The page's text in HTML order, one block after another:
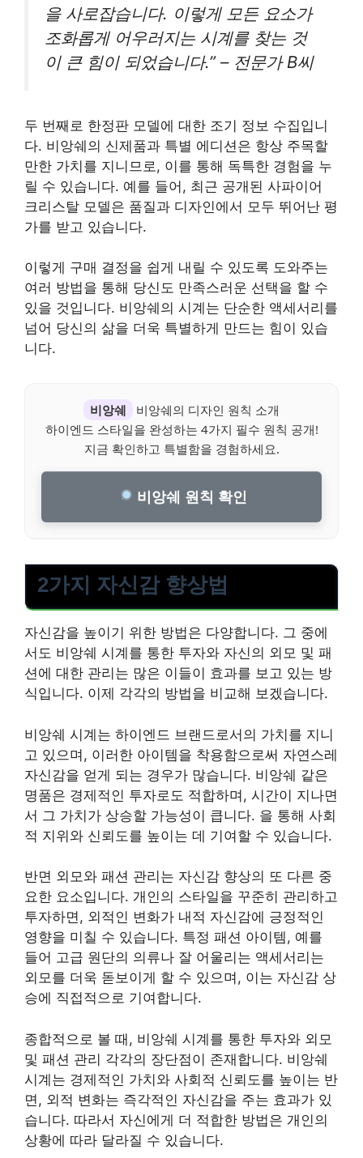
을 사로잡습니다. 이렇게 모든 요소가
조화롭게 어우러지는 시계를 찾는 것
이 큰 힘이 되었습니다.” – 전문가 B씨
두 번째로 한정판 모델에 대한 조기 정보 수집입니
다. 비앙쉐의 신제품과 특별 에디션은 항상 주목할
만한 가치를 지니므로, 이를 통해 독특한 경험을 누
릴 수 있습니다. 예를 들어, 최근 공개된 사파이어
크리스탈 모델은 품질과 디자인에서 모두 뛰어난 평
가를 받고 있습니다.
이렇게 구매 결정을 쉽게 내릴 수 있도록 도와주는
여러 방법을 통해 당신도 만족스러운 선택을 할 수
있을 것입니다. 비앙쉐의 시계는 단순한 액세서리를
넘어 당신의 삶을 더욱 특별하게 만드는 힘이 있습
니다.
비앙쉐
비앙쉐의 디자인 원칙 소개
하이엔드 스타일을 완성하는 4가지 필수 원칙 공개!
지금 확인하고 특별함을 경험하세요.
비앙쉐 원칙 확인
2가지 자신감 향상법
자신감을 높이기 위한 방법은 다양합니다. 그 중에
서도 비앙쉐 시계를 통한 투자와 자신의 외모 및 패
션에 대한 관리는 많은 이들이 효과를 보고 있는 방
식입니다. 이제 각각의 방법을 비교해 보겠습니다.
비앙쉐 시계는 하이엔드 브랜드로서의 가치를 지니
고 있으며, 이러한 아이템을 착용함으로써 자연스레
자신감을 얻게 되는 경우가 많습니다. 비앙쉐 같은
명품은 경제적인 투자로도 적합하며, 시간이 지나면
서 그 가치가 상승할 가능성이 큽니다. 을 통해 사회
적 지위와 신뢰도를 높이는 데 기여할 수 있습니다.
반면 외모와 패션 관리는 자신감 향상의 또 다른 중
요한 요소입니다. 개인의 스타일을 꾸준히 관리하고
투자하면, 외적인 변화가 내적 자신감에 긍정적인
영향을 미칠 수 있습니다. 특정 패션 아이템, 예를
들어 고급 원단의 의류나 잘 어울리는 액세서리는
외모를 더욱 돋보이게 할 수 있으며, 이는 자신감 상
승에 직접적으로 기여합니다.
종합적으로 볼 때, 비앙쉐 시계를 통한 투자와 외모
및 패션 관리 각각의 장단점이 존재합니다. 비앙쉐
시계는 경제적인 가치와 사회적 신뢰도를 높이는 반
면, 외적 변화는 즉각적인 자신감을 주는 효과가 있
습니다. 따라서 자신에게 더 적합한 방법은 개인의
상황에 따라 달라질 수 있습니다.